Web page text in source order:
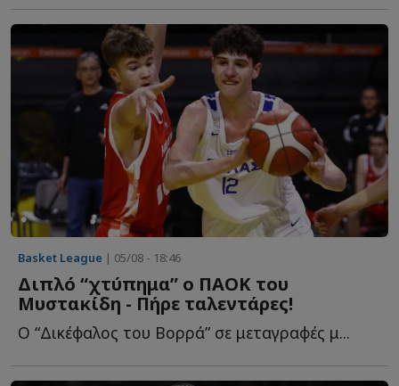
Basket League | 05/08 - 18:46
Διπλό “χτύπημα” ο ΠΑΟΚ του
Μυστακίδη - Πήρε ταλεντάρες!
Ο “Δικέφαλος του Βορρά” σε μεταγραφές μ...